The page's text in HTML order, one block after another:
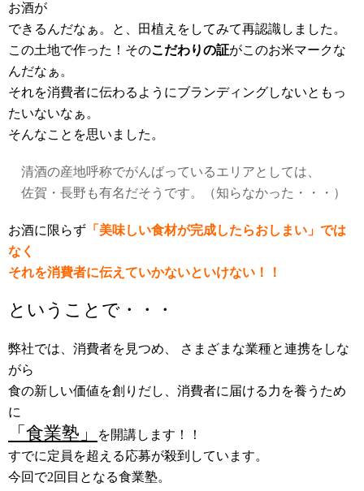
お酒が
できるんだなぁ。と、田植えをしてみて再認識しました。
この土地で作った！そのこだわりの証がこのお米マークな
んだなぁ。
それを消費者に伝わるようにブランディングしないともっ
たいないなぁ。
そんなことを思いました。
清酒の産地呼称でがんばっているエリアとしては、
佐賀・長野も有名だそうです。（知らなかった・・・）
お酒に限らず 「美味しい食材が完成したらおしまい」では
なく
それを消費者に伝えていかないといけない！！
ということで・・・
弊社では、消費者を見つめ、 さまざまな業種と連携をしな
がら
食の新しい価値を創りだし、消費者に届ける力を養うため
に
「食業塾」
を開講します！！
すでに定員を超える応募が殺到しています。
今回で2回目となる食業塾。